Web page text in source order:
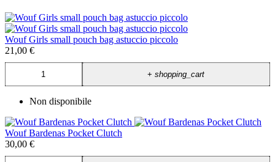
Wouf Girls small pouch bag astuccio piccolo
21,00 €
+shopping_cart
Non disponibile
Wouf Bardenas Pocket Clutch
30,00 €